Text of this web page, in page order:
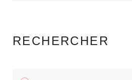
RECHERCHER